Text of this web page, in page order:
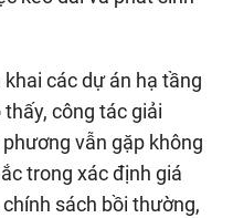
các dự án hạ tầng
công tác giải
vẫn gặp không
trong xác định giá
sách bồi thường,